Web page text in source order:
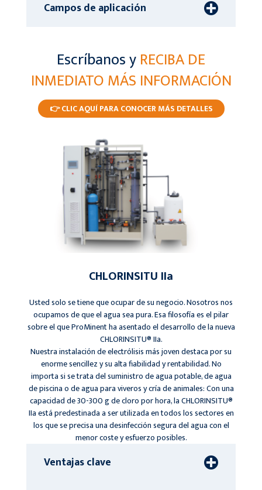
Campos de aplicación
Escríbanos yRECIBA DE
INMEDIATO MÁS INFORMACIÓN
👉 CLIC AQUÍ PARA CONOCER MÁS DETALLES
CHLORINSITU IIa
Usted solo se tiene que ocupar de su negocio. Nosotros nos
ocupamos de que el agua sea pura. Esa filosofía es el pilar
sobre el que ProMinent ha asentado el desarrollo de la nueva
CHLORINSITU® IIa.
Nuestra instalación de electrólisis más joven destaca por su
enorme sencillez y su alta fiabilidad y rentabilidad. No
importa si se trata del suministro de agua potable, de agua
de piscina o de agua para viveros y cría de animales: Con una
capacidad de 30-300 g de cloro por hora, la CHLORINSITU®
IIa está predestinada a ser utilizada en todos los sectores en
los que se precisa una desinfección segura del agua con el
menor coste y esfuerzo posibles.
Ventajas clave